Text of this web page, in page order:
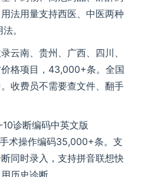
法用量支持西医、中医两种
。
云南、贵州、广西、四川、
格项目，43,000+条。全国
收费员不需要查文件、翻手
诊断编码中英文版
术操作编码35,000+条。支
同时录入，支持拼音联想快
历史诊断。